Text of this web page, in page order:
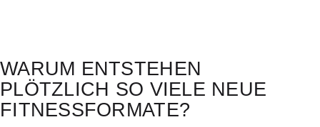
WARUM ENTSTEHEN
PLÖTZLICH SO VIELE NEUE
FITNESSFORMATE?